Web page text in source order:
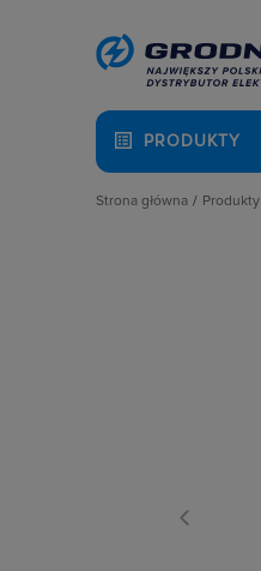
PRODUKTY
Strona główna
Produkty